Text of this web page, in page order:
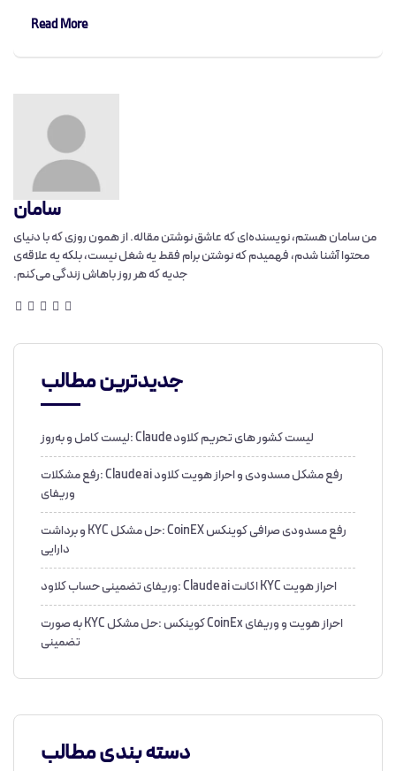
Read More
سامان
من سامان هستم، نویسنده‌ای که عاشق نوشتن مقاله‌. از همون روزی که با دنیای
محتوا آشنا شدم، فهمیدم که نوشتن برام فقط یه شغل نیست، بلکه یه علاقه‌ی
جدیه که هر روز باهاش زندگی می‌کنم.
جدیدترین مطالب
لیست کشور های تحریم کلاود Claude :لیست کامل و به‌روز
رفع مشکل مسدودی و احراز هویت کلاود Claude ai :رفع مشکلات
وریفای
رفع مسدودی صرافی کوینکس CoinEX :حل مشکل KYC و برداشت
دارایی
احراز هویت KYC اکانت Claude ai :وریفای تضمینی حساب کلاود
احراز هویت و وریفای CoinEx کوینکس :حل مشکل KYC به صورت
تضمینی
دسته بندی مطالب